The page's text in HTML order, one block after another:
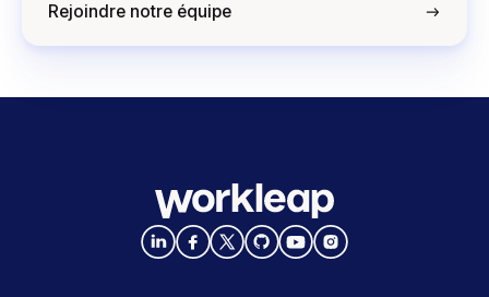
Rejoindre notre équipe